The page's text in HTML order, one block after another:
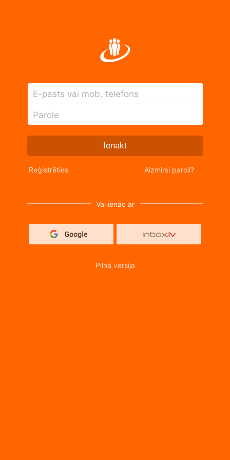
E-pasts vai mob. telefons
Parole
Ienākt
Reģistrēties Aizmirsi paroli?
Vai ienāc ar
Pilnā versija